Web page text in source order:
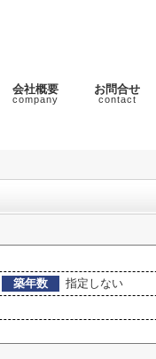
会社概要
company
お問合せ
contact
築年数
指定しない